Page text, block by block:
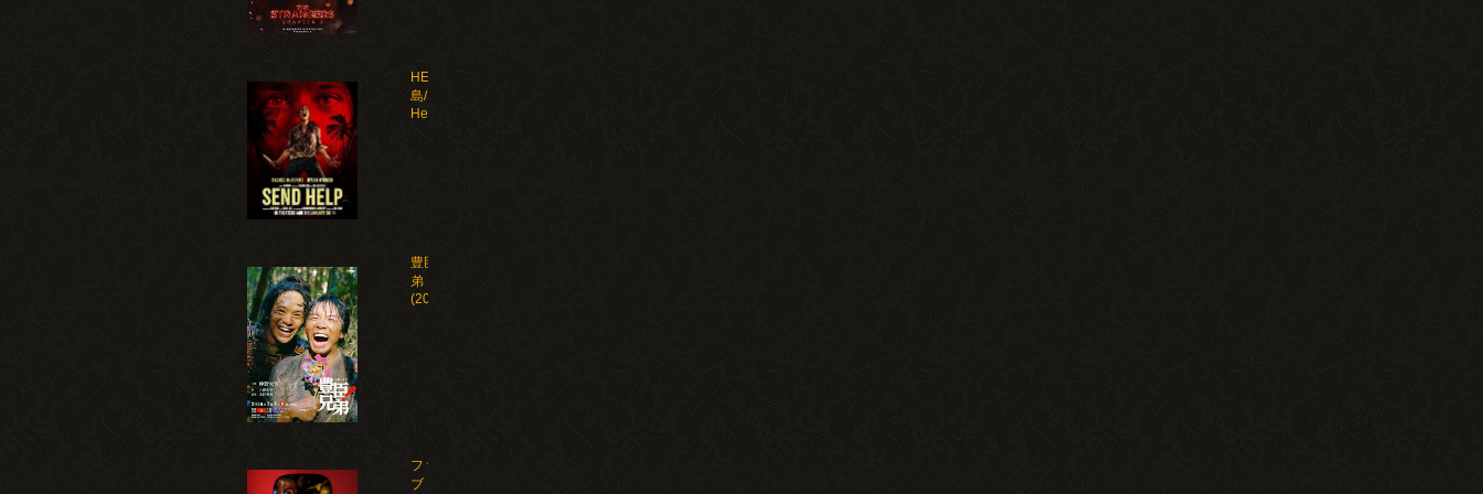
HELP 復讐
島/Send
Help(2026)
豊臣兄
弟！
(2026)
ファイ
ブ・ナ